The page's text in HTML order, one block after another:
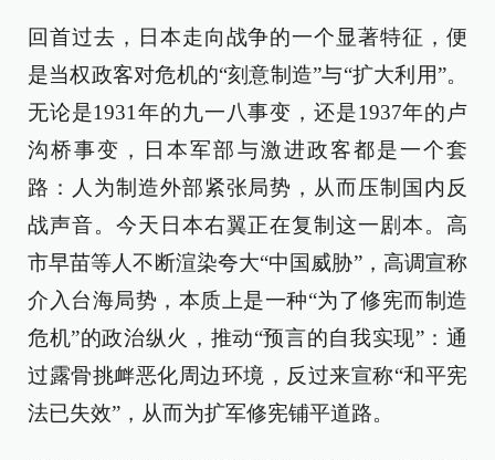
回首过去，日本走向战争的一个显著特征，便
是当权政客对危机的“刻意制造”与“扩大利用”。
无论是1931年的九一八事变，还是1937年的卢
沟桥事变，日本军部与激进政客都是一个套
路：人为制造外部紧张局势，从而压制国内反
战声音。今天日本右翼正在复制这一剧本。高
市早苗等人不断渲染夸大“中国威胁”，高调宣称
介入台海局势，本质上是一种“为了修宪而制造
危机”的政治纵火，推动“预言的自我实现”：通
过露骨挑衅恶化周边环境，反过来宣称“和平宪
法已失效”，从而为扩军修宪铺平道路。